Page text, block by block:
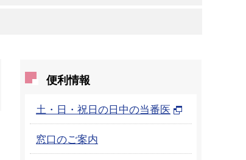
便利情報
土・日・祝日の日中の当番医
窓口のご案内